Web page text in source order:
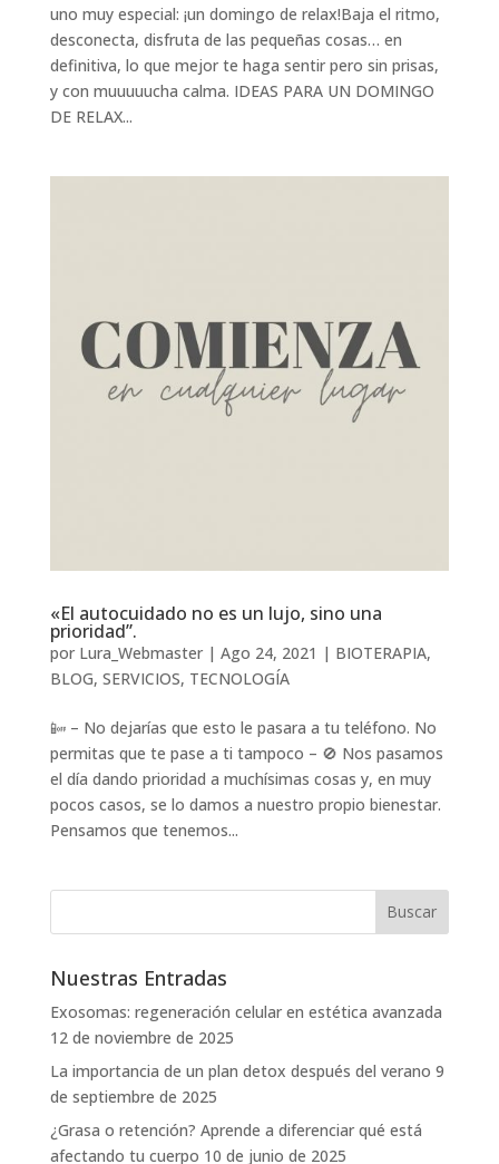
uno muy especial: ¡un domingo de relax!Baja el ritmo,
desconecta, disfruta de las pequeñas cosas… en
definitiva, lo que mejor te haga sentir pero sin prisas,
y con muuuuucha calma. IDEAS PARA UN DOMINGO
DE RELAX...
«El autocuidado no es un lujo, sino una
prioridad”.
por Lura_Webmaster| Ago 24, 2021 | BIOTERAPIA,
BLOG, SERVICIOS, TECNOLOGÍA
📴 – No dejarías que esto le pasara a tu teléfono. No
permitas que te pase a ti tampoco – 🚫 Nos pasamos
el día dando prioridad a muchísimas cosas y, en muy
pocos casos, se lo damos a nuestro propio bienestar.
Pensamos que tenemos...
Nuestras Entradas
Exosomas: regeneración celular en estética avanzada
12 de noviembre de 2025
La importancia de un plan detox después del verano 9
de septiembre de 2025
¿Grasa o retención? Aprende a diferenciar qué está
afectando tu cuerpo 10 de junio de 2025